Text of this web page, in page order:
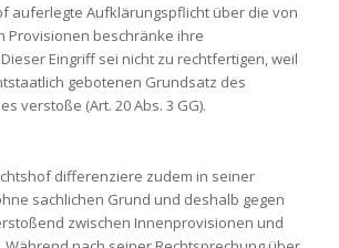
auferlegte Aufklärungspflicht über die von
Provisionen beschränke ihre
Eingriff sei nicht zu rechtfertigen, weil
gebotenen Grundsatz des
verstoße (Art. 20 Abs. 3 GG).
differenziere zudem in seiner
sachlichen Grund und deshalb gegen
zwischen Innenprovisionen und